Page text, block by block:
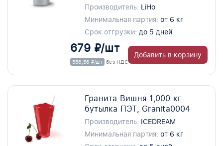
Производитель: LiHo
Минимальная партия: от 6 кг
Срок отгрузки: до 5 дней
679 ₽/шт
556,56 ₽/шт без НДС
Добавить в корзину
Гранита Вишня 1,000 кг
бутылка ПЭТ, Granita0004
Производитель: ICEDREAM
Минимальная партия: от 6 кг